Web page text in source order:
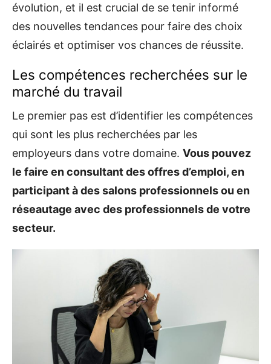
évolution, et il est crucial de se tenir informé
des nouvelles tendances pour faire des choix
éclairés et optimiser vos chances de réussite.
Les compétences recherchées sur le
marché du travail
Le premier pas est d’identifier les compétences
qui sont les plus recherchées par les
employeurs dans votre domaine. Vous pouvez
le faire en consultant des offres d’emploi, en
participant à des salons professionnels ou en
réseautage avec des professionnels de votre
secteur.